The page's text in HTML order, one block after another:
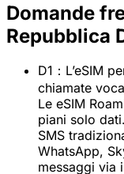
Domande
Repubblica
D1：L’eSIM
chiamate
Le eSIM
piani solo
SMS
WhatsApp,
messaggi via